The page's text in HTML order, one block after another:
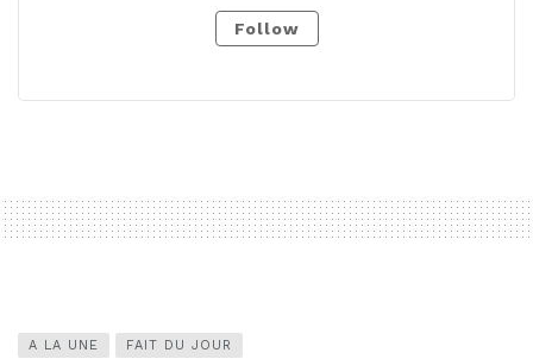
Follow
A LA UNE FAIT DU JOUR